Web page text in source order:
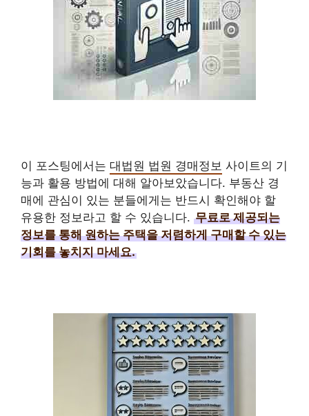
이 포스팅에서는 대법원 법원 경매정보 사이트의 기
능과 활용 방법에 대해 알아보았습니다. 부동산 경
매에 관심이 있는 분들에게는 반드시 확인해야 할
유용한 정보라고 할 수 있습니다. 무료로 제공되는
정보를 통해 원하는 주택을 저렴하게 구매할 수 있는
기회를 놓치지 마세요.